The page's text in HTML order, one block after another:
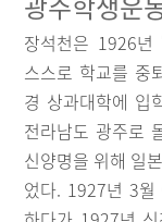
장석천은 1926년
스스로 학교를 중
경 상과대학에 입
전라남도 광주로
신양명을 위해 일
었다. 1927년 3월